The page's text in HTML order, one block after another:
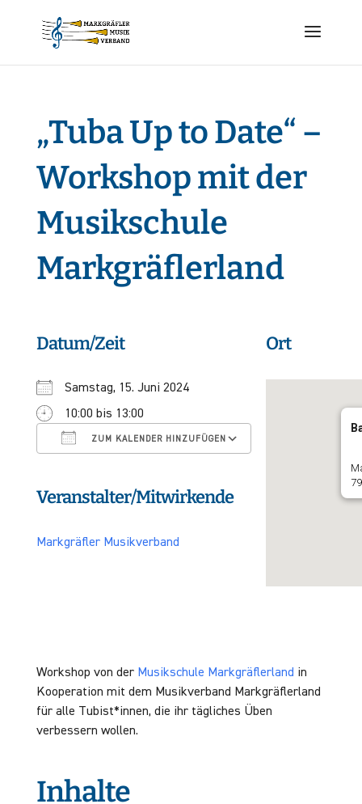
„Tuba Up to Date“ –
Workshop mit der
Musikschule
Markgräflerland
Datum/Zeit
Samstag, 15. Juni 2024
10:00 bis 13:00
ZUM KALENDER HINZUFÜGEN
ICS herunterladen Google Kalender
Veranstalter/Mitwirkende
Markgräfler Musikverband
Ort
Workshop von der Musikschule Markgräflerland in
Kooperation mit dem Musikverband Markgräflerland
für alle Tubist*innen, die ihr tägliches Üben
verbessern wollen.
Inhalte